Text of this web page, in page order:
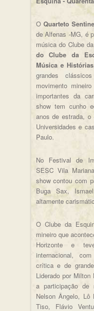
O Quarteto
de Alfenas -MG, é
música do Clube
do Clube da
Música e Histórias
grandes
movimento
importantes da
show tem cunho
anos de estrada, o
Universidades e
Paulo.
No Festival de
SESC Vila
show contou com
Buga Sax,
altamente
O Clube da
mineiro que
Horizonte e
internacional,
crítica e de
Liderado por
a participação de
Nelson Ângelo, Lô
Tiso, Flávio